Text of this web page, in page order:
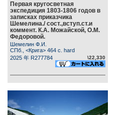
Первая кругосветная
экспедиция 1803-1806 годов в
записках приказчика
Шемелина./ сост.,вступ.ст.и
коммент. К.А. Можайской, О.М.
Федоровой.
Шемелин Ф.И.
СПб., <Крига> 464 c. hard
2025 年 R277784
\22,330